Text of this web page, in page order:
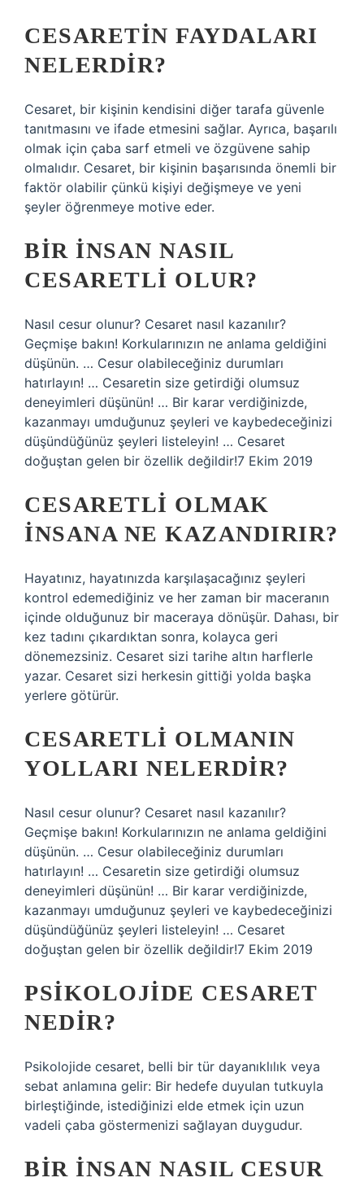
CESARETIN FAYDALARI
NELERDIR?
Cesaret, bir kişinin kendisini diğer tarafa güvenle
tanıtmasını ve ifade etmesini sağlar. Ayrıca, başarılı
olmak için çaba sarf etmeli ve özgüvene sahip
olmalıdır. Cesaret, bir kişinin başarısında önemli bir
faktör olabilir çünkü kişiyi değişmeye ve yeni
şeyler öğrenmeye motive eder.
BIR INSAN NASIL
CESARETLI OLUR?
Nasıl cesur olunur? Cesaret nasıl kazanılır?
Geçmişe bakın! Korkularınızın ne anlama geldiğini
düşünün. … Cesur olabileceğiniz durumları
hatırlayın! … Cesaretin size getirdiği olumsuz
deneyimleri düşünün! … Bir karar verdiğinizde,
kazanmayı umduğunuz şeyleri ve kaybedeceğinizi
düşündüğünüz şeyleri listeleyin! … Cesaret
doğuştan gelen bir özellik değildir!7 Ekim 2019
CESARETLI OLMAK
INSANA NE KAZANDIRIR?
Hayatınız, hayatınızda karşılaşacağınız şeyleri
kontrol edemediğiniz ve her zaman bir maceranın
içinde olduğunuz bir maceraya dönüşür. Dahası, bir
kez tadını çıkardıktan sonra, kolayca geri
dönemezsiniz. Cesaret sizi tarihe altın harflerle
yazar. Cesaret sizi herkesin gittiği yolda başka
yerlere götürür.
CESARETLI OLMANIN
YOLLARI NELERDIR?
Nasıl cesur olunur? Cesaret nasıl kazanılır?
Geçmişe bakın! Korkularınızın ne anlama geldiğini
düşünün. … Cesur olabileceğiniz durumları
hatırlayın! … Cesaretin size getirdiği olumsuz
deneyimleri düşünün! … Bir karar verdiğinizde,
kazanmayı umduğunuz şeyleri ve kaybedeceğinizi
düşündüğünüz şeyleri listeleyin! … Cesaret
doğuştan gelen bir özellik değildir!7 Ekim 2019
PSIKOLOJIDE CESARET
NEDIR?
Psikolojide cesaret, belli bir tür dayanıklılık veya
sebat anlamına gelir: Bir hedefe duyulan tutkuyla
birleştiğinde, istediğinizi elde etmek için uzun
vadeli çaba göstermenizi sağlayan duygudur.
BIR INSAN NASIL CESUR